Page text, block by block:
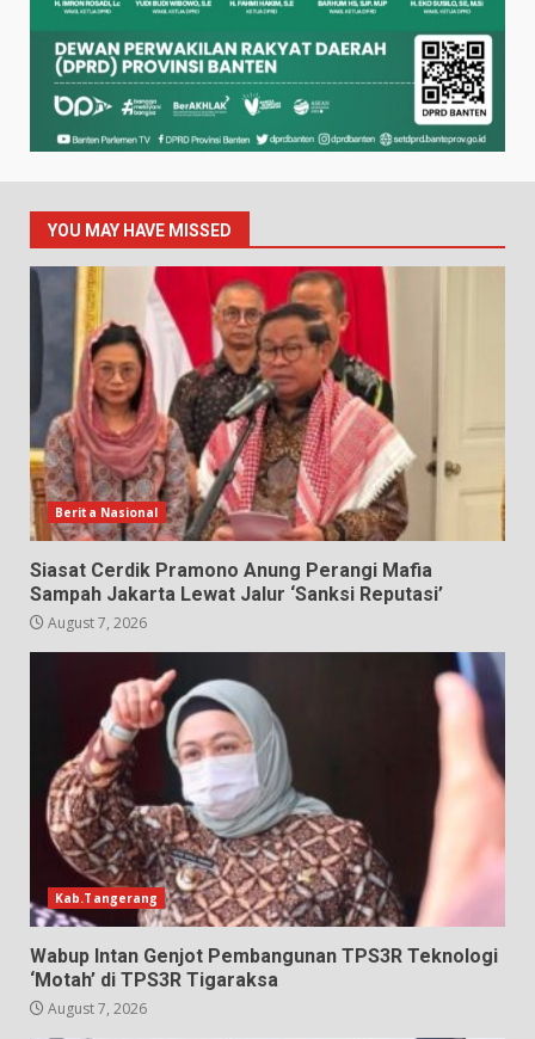
YOU MAY HAVE MISSED
Berita Nasional
Siasat Cerdik Pramono Anung Perangi Mafia
Sampah Jakarta Lewat Jalur ‘Sanksi Reputasi’
August 7, 2026
Kab.Tangerang
Wabup Intan Genjot Pembangunan TPS3R Teknologi
‘Motah’ di TPS3R Tigaraksa
August 7, 2026